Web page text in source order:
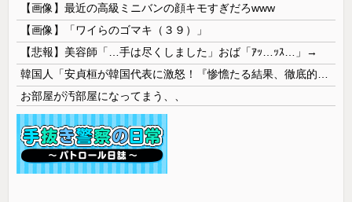
【画像】最近の高級ミニバンの顔キモすぎだろwww
【画像】「ワイらのゴマキ（３９）」
【悲報】美容師「…手は尽くしました」おば「ｱｯ…ｯｽ…」→
お部屋が汚部屋になってまう、、